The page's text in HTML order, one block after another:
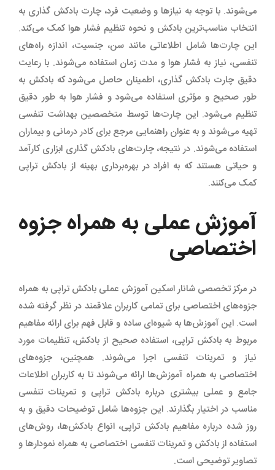
می‌شوند. با توجه به نیازها و وضعیت فرد، چارت بادکش گذاری به
انتخاب مناسب‌ترین بادکش و نحوه تنظیم فشار هوا کمک می‌کند.
این چارت‌ها شامل اطلاعاتی مانند سن، جنسیت، اندازه راه‌های
تنفسی، نیاز به فشار هوا و مدت زمان استفاده می‌شوند. با رعایت
دقیق چارت بادکش گذاری، اطمینان حاصل می‌شود که بادکش به
طور صحیح و مؤثری استفاده می‌شود و فشار هوا به طور دقیق
تنظیم می‌شود. این چارت‌ها توسط متخصصین بهداشت تنفسی
تهیه می‌شوند و به عنوان راهنمایی مرجع برای کادر درمانی و بیماران
استفاده می‌شوند. در نتیجه، چارت‌های بادکش گذاری ابزاری کارآمد
و حیاتی هستند که به افراد در بهره‌برداری بهینه از بادکش تراپی
کمک می‌کنند.
آموزش عملی به همراه جزوه‌
اختصاصی
در مرکز تخصصی شانار اسکین آموزش عملی بادکش تراپی به همراه
جزوه‌های اختصاصی برای تمامی کاربران علاقمند در نظر گرفته شده
است. این آموزش‌ها به شیوه‌ای ساده و قابل فهم برای ارائه مفاهیم
مربوط به بادکش تراپی، استفاده صحیح از بادکش، تنظیمات مورد
نیاز و تمرینات تنفسی اجرا می‌شوند. همچنین، جزوه‌های
اختصاصی به همراه آموزش‌ها ارائه می‌شوند تا به کاربران اطلاعات
جامع و عملی بیشتری درباره بادکش تراپی و تمرینات تنفسی
مناسب در اختیار بگذارند. این جزوه‌ها شامل توضیحات دقیق و به
روز شده درباره مفاهیم بادکش تراپی، انواع بادکش‌ها، روش‌های
استفاده از بادکش و تمرینات تنفسی اختصاصی به همراه نمودارها و
تصاویر توضیحی است.